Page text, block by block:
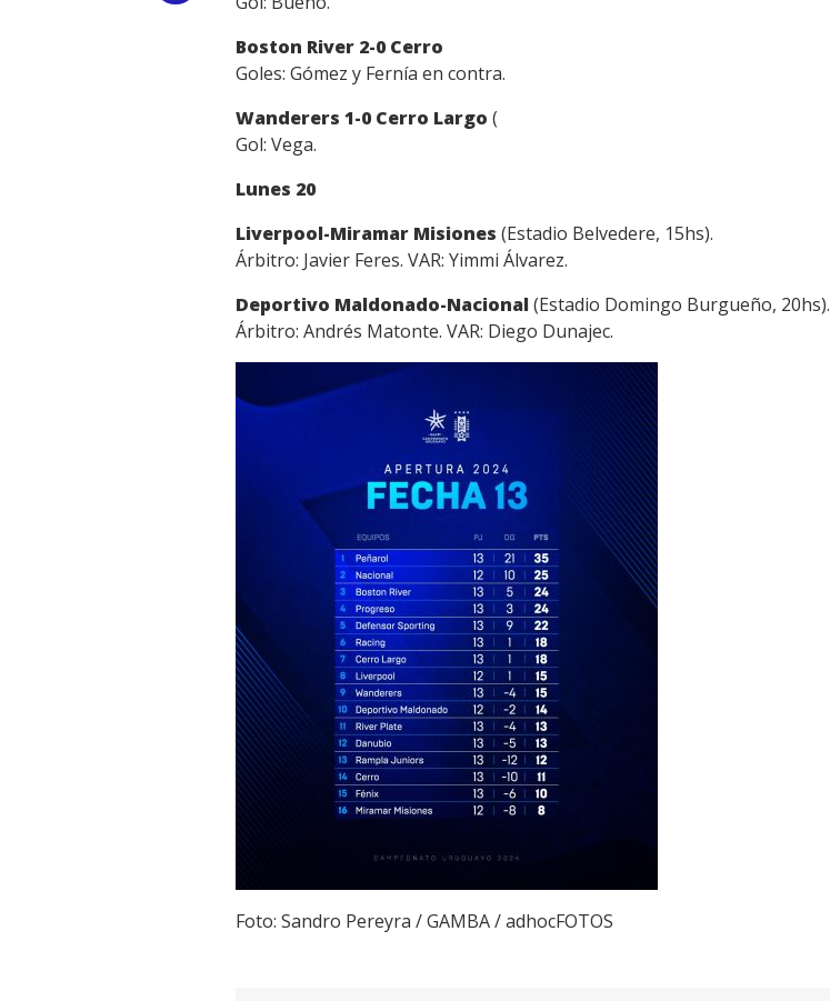
Boston River 2-0 Cerro
Goles: Gómez y Fernía en contra.
Wanderers 1-0 Cerro Largo (
Gol: Vega.
Lunes 20
Liverpool-Miramar Misiones (Estadio Belvedere, 15hs).
Árbitro: Javier Feres. VAR: Yimmi Álvarez.
Deportivo Maldonado-Nacional (Estadio Domingo Burgueño, 20hs).
Árbitro: Andrés Matonte. VAR: Diego Dunajec.
Foto: Sandro Pereyra / GAMBA / adhocFOTOS